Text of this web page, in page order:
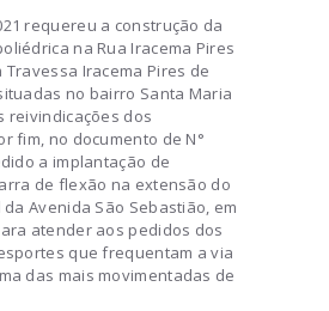
requereu a construção da
na Rua Iracema Pires
Travessa Iracema Pires de
no bairro Santa Maria
reivindicações dos
fim, no documento de N°
a implantação de
de flexão na extensão do
Avenida São Sebastião, em
atender aos pedidos dos
que frequentam a via
das mais movimentadas de